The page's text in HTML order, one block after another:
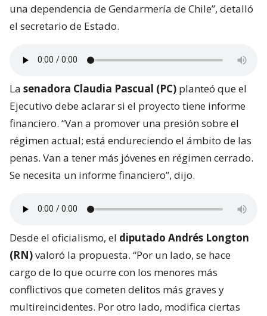
una dependencia de Gendarmería de Chile”, detalló
el secretario de Estado.
La senadora Claudia Pascual (PC) planteó que el
Ejecutivo debe aclarar si el proyecto tiene informe
financiero. “Van a promover una presión sobre el
régimen actual; está endureciendo el ámbito de las
penas. Van a tener más jóvenes en régimen cerrado.
Se necesita un informe financiero”, dijo.
Desde el oficialismo, el diputado Andrés Longton
(RN)valoró la propuesta. “Por un lado, se hace
cargo de lo que ocurre con los menores más
conflictivos que cometen delitos más graves y
multireincidentes. Por otro lado, modifica ciertas